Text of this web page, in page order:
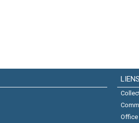
Office